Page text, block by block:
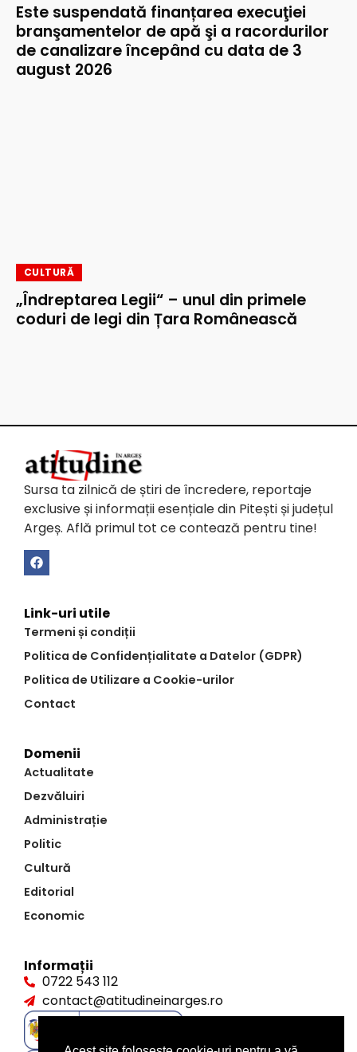
Este suspendată finanțarea execuţiei
branşamentelor de apă şi a racordurilor
de canalizare începând cu data de 3
august 2026
CULTURĂ
„Îndreptarea Legii“ – unul din primele
coduri de legi din Țara Românească
Sursa ta zilnică de știri de încredere, reportaje
exclusive și informații esențiale din Pitești și județul
Argeș. Află primul tot ce contează pentru tine!
Link-uri utile
Termeni și condiții
Politica de Confidențialitate a Datelor (GDPR)
Politica de Utilizare a Cookie-urilor
Contact
Domenii
Actualitate
Dezvăluiri
Administrație
Politic
Cultură
Editorial
Economic
Informații
0722 543 112
contact@atitudineinarges.ro